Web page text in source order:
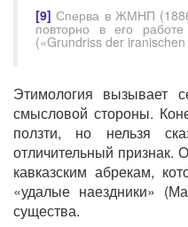
[9] Сперва в ЖМНП
повторно в его
(«Grundriss der
Этимология вызывает
смысловой стороны.
ползти, но нельзя
отличительный признак.
кавказским абрекам,
«удалые наездники»
существа.